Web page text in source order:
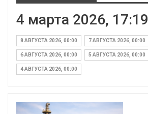
4 марта 2026, 17:19
8 АВГУСТА 2026, 00:00 7 АВГУСТА 2026, 00:00
6 АВГУСТА 2026, 00:00 5 АВГУСТА 2026, 00:00
4 АВГУСТА 2026, 00:00